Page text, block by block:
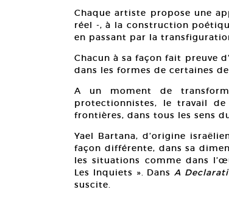
Chaque artiste propose une
réel -, à la construction
en passant par la
Chacun à sa façon fait preuve
dans les formes de certaines
A un moment de
protectionnistes, le travail
frontières, dans tous les sens
Yael Bartana, d’origine
façon différente, dans sa
les situations comme dans
Les Inquiets ». Dans A
suscite.